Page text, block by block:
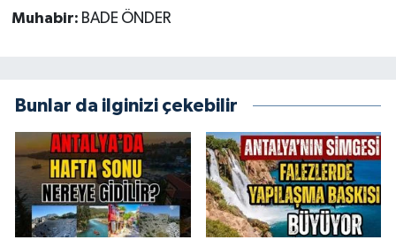
Muhabir: BADE ÖNDER
Bunlar da ilginizi çekebilir